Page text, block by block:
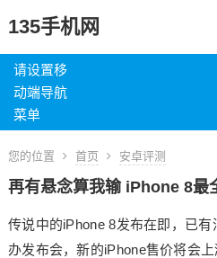
135手机网
请设置移
动端导航
菜单
您的位置 首页 安卓评测
再有悬念算我输 iPhone 8最
传说中的iPhone 8发布在即，已
办发布会，新的iPhone售价将会上